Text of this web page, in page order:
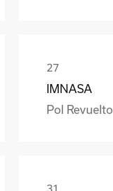
IMNASA
Pol Revuelto